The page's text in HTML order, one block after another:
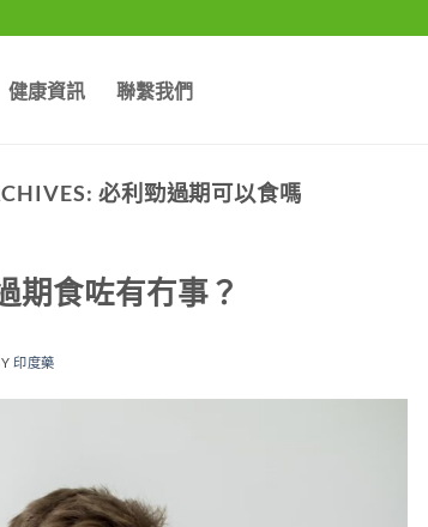
健康資訊 聯繫我們
必利勁過期可以食嗎
期食咗有冇事？
印度藥